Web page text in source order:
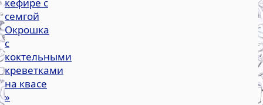
кефире с
семгой
Окрошка
с
коктельными
креветками
на квасе
»